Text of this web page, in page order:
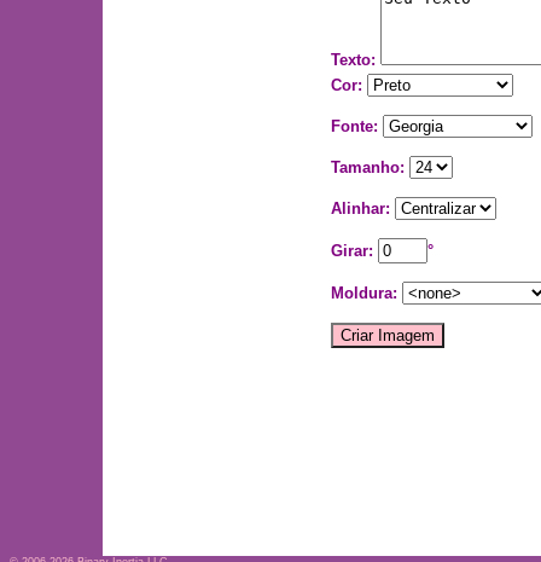
Texto:
Cor:
Fonte:
Tamanho:
Alinhar:
Girar: °
Moldura: